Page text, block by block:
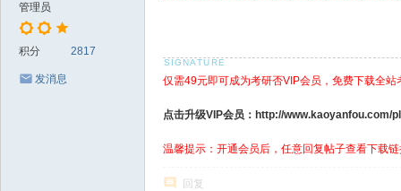
管理员
积分 2817
发消息 仅需49元即可成为考研否VIP会员，免费下载全站
点击升级VIP会员：http://www.kaoyanfou.com/
温馨提示：开通会员后，任意回复帖子查看下载
回复